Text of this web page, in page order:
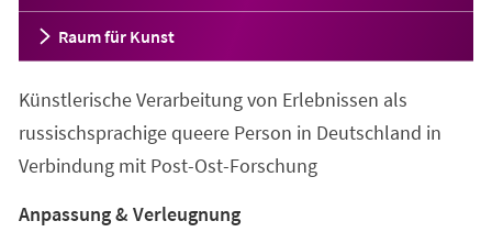
Raum für Kunst
Künstlerische Verarbeitung von Erlebnissen als
russischsprachige queere Person in Deutschland in
Verbindung mit Post-Ost-Forschung
Anpassung & Verleugnung